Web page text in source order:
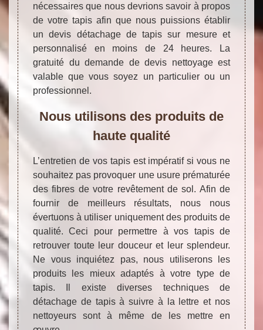
nécessaires que nous devrions savoir à propos
de votre tapis afin que nous puissions établir
un devis détachage de tapis sur mesure et
personnalisé en moins de 24 heures. La
gratuité du demande de devis nettoyage est
valable que vous soyez un particulier ou un
professionnel.
Nous utilisons des produits de
haute qualité
L’entretien de vos tapis est impératif si vous ne
souhaitez pas provoquer une usure prématurée
des fibres de votre revêtement de sol. Afin de
fournir de meilleurs résultats, nous nous
évertuons à utiliser uniquement des produits de
qualité. Ceci pour permettre à vos tapis de
retrouver toute leur douceur et leur splendeur.
Ne vous inquiétez pas, nous utiliserons les
produits les mieux adaptés à votre type de
tapis. Il existe diverses techniques de
détachage de tapis à suivre à la lettre et nos
nettoyeurs sont à même de les mettre en